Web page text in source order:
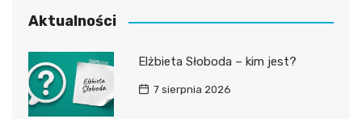
Aktualności
Elżbieta Słoboda – kim jest?
7 sierpnia 2026